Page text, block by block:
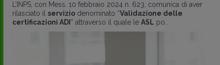
L’INPS, con Mess. 10 febbraio 2024 n. 623, comunica di aver
rilasciato il servizio denominato “Validazione delle
certificazioni ADI ” attraverso il quale le ASL po..